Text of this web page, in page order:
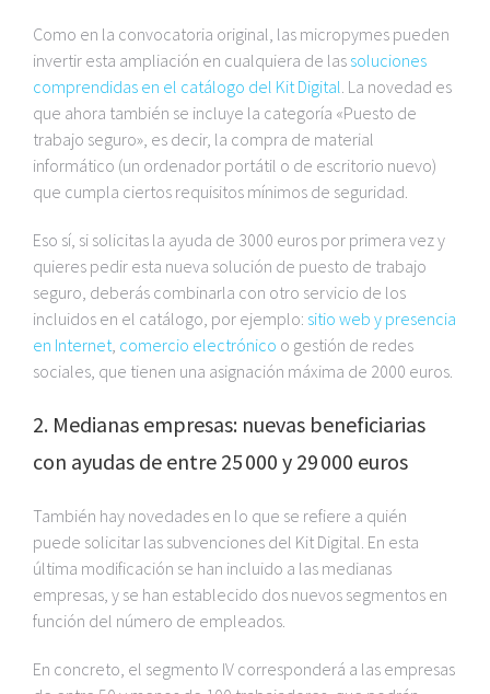
Como en la convocatoria original, las micropymes pueden
invertir esta ampliación en cualquiera de las soluciones
comprendidas en el catálogo del Kit Digital . La novedad es
que ahora también se incluye la categoría «Puesto de
trabajo seguro», es decir, la compra de material
informático (un ordenador portátil o de escritorio nuevo)
que cumpla ciertos requisitos mínimos de seguridad.
Eso sí, si solicitas la ayuda de 3000 euros por primera vez y
quieres pedir esta nueva solución de puesto de trabajo
seguro, deberás combinarla con otro servicio de los
incluidos en el catálogo, por ejemplo: sitio web y presencia
en Internet comercio electrónico o gestión de redes
sociales, que tienen una asignación máxima de 2000 euros.
2. Medianas empresas: nuevas beneficiarias
con ayudas de entre 25 000 y 29 000 euros
También hay novedades en lo que se refiere a quién
puede solicitar las subvenciones del Kit Digital. En esta
última modificación se han incluido a las medianas
empresas, y se han establecido dos nuevos segmentos en
función del número de empleados.
En concreto, el segmento IV corresponderá a las empresas